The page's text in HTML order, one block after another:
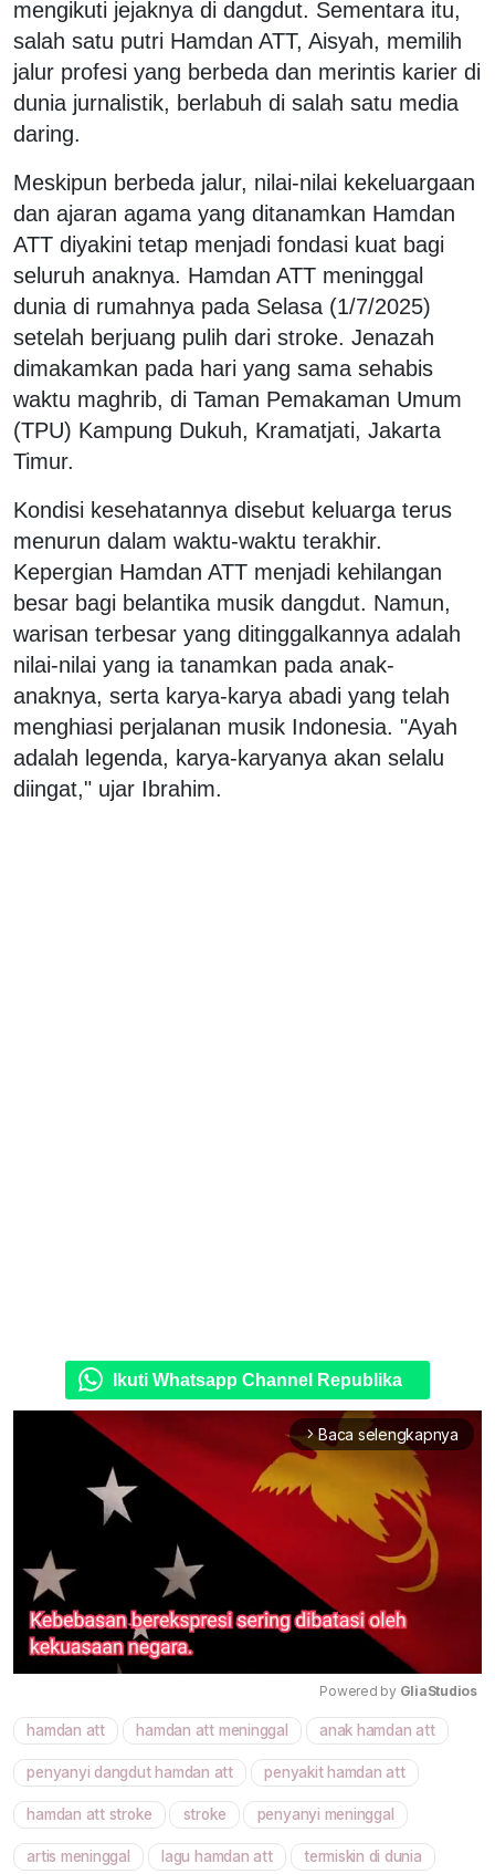
mengikuti jejaknya di dangdut. Sementara itu,
salah satu putri Hamdan ATT, Aisyah, memilih
jalur profesi yang berbeda dan merintis karier di
dunia jurnalistik, berlabuh di salah satu media
daring.
Meskipun berbeda jalur, nilai-nilai kekeluargaan
dan ajaran agama yang ditanamkan Hamdan
ATT diyakini tetap menjadi fondasi kuat bagi
seluruh anaknya. Hamdan ATT meninggal
dunia di rumahnya pada Selasa (1/7/2025)
setelah berjuang pulih dari stroke. Jenazah
dimakamkan pada hari yang sama sehabis
waktu maghrib, di Taman Pemakaman Umum
(TPU) Kampung Dukuh, Kramatjati, Jakarta
Timur.
Kondisi kesehatannya disebut keluarga terus
menurun dalam waktu-waktu terakhir.
Kepergian Hamdan ATT menjadi kehilangan
besar bagi belantika musik dangdut. Namun,
warisan terbesar yang ditinggalkannya adalah
nilai-nilai yang ia tanamkan pada anak-
anaknya, serta karya-karya abadi yang telah
menghiasi perjalanan musik Indonesia. "Ayah
adalah legenda, karya-karyanya akan selalu
diingat," ujar Ibrahim.
Ikuti Whatsapp Channel Republika
arrow_forward_ios Baca selengkapnya
Mute
Powered by GliaStudios
hamdan att hamdan att meninggal anak hamdan att
penyanyi dangdut hamdan att penyakit hamdan att
hamdan att stroke stroke penyanyi meninggal
artis meninggal lagu hamdan att termiskin di dunia